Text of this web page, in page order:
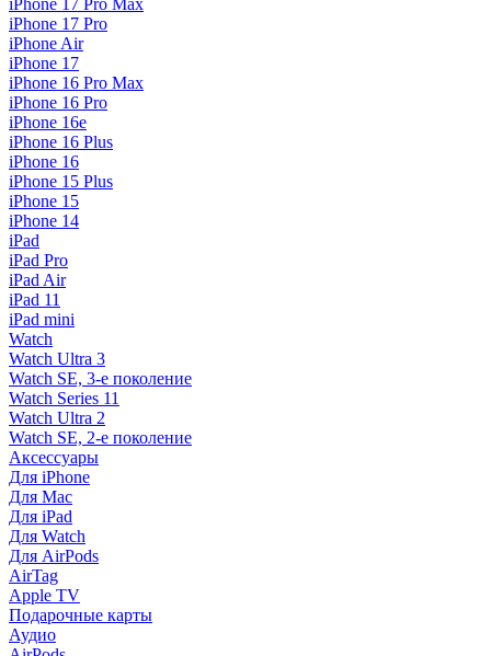
iPhone 17 Pro Max
iPhone 17 Pro
iPhone Air
iPhone 17
iPhone 16 Pro Max
iPhone 16 Pro
iPhone 16e
iPhone 16 Plus
iPhone 16
iPhone 15 Plus
iPhone 15
iPhone 14
iPad
iPad Pro
iPad Air
iPad 11
iPad mini
Watch
Watch Ultra 3
Watch SE, 3-е поколение
Watch Series 11
Watch Ultra 2
Watch SE, 2-е поколение
Аксессуары
Для iPhone
Для Mac
Для iPad
Для Watch
Для AirPods
AirTag
Apple TV
Подарочные карты
Аудио